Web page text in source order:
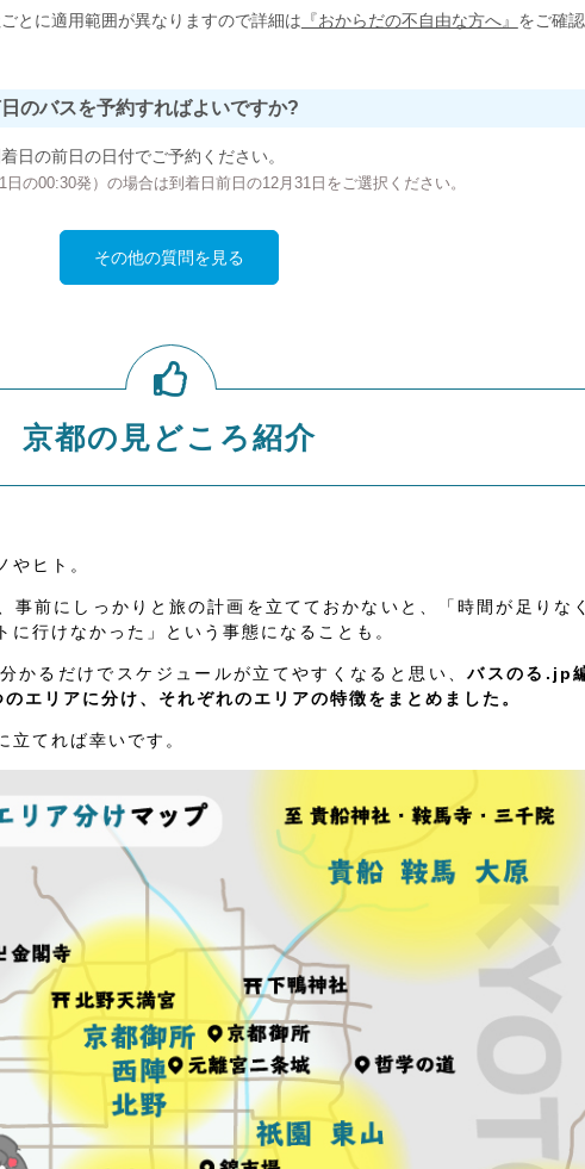
とに適用範囲が異なりますので詳細は 『おからだの不自由な方へ』 をご確
のバスを予約すればよいですか?
日の前日の日付でご予約ください。
の00:30発）の場合は到着日前日の12月31日をご選択ください。
その他の質問を見る
京都の見どころ紹介
やヒト。
事前にしっかりと旅の計画を立てておかないと、「時間が足りな
行けなかった」という事態になることも。
かるだけでスケジュールが立てやすくなると思い、バスのる.jp
エリアに分け、それぞれのエリアの特徴をまとめました。
立てれば幸いです。